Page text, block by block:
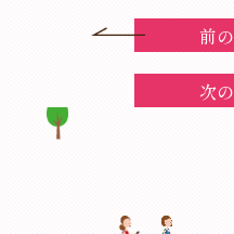
前
次